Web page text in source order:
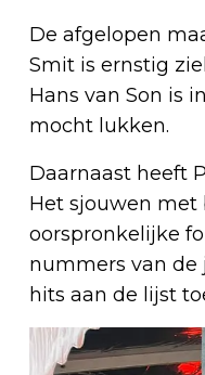
De afgelopen
Smit is ernstig
Hans van Son is
mocht lukken.
Daarnaast heeft
Het sjouwen met
oorspronkelijke
nummers van
hits aan de lijst